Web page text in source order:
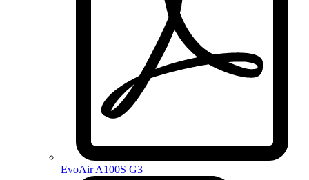
EvoAir A100S G3